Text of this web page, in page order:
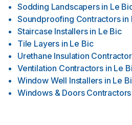
Sodding Landscapers in Le
Soundproofing Contractors in
Staircase Installers in Le Bic
Tile Layers in Le Bic
Urethane Insulation
Ventilation Contractors in Le
Window Well Installers in Le
Windows & Doors Contractors